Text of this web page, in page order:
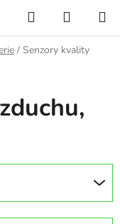
Hľadať
KOŠÍK
/ Senzory kvality
,